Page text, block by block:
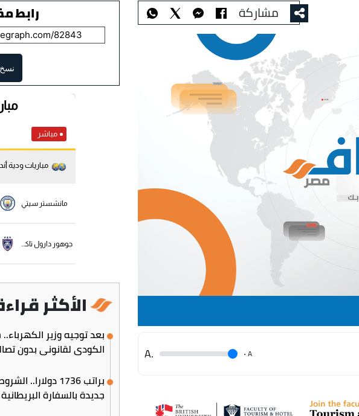
مشاركة
A
.
.A
رابط
نسخ
الأكثر
بعد توجيه وزير
الكودي لقانوني بدون
براتب 1736
جديدة بالسفارة